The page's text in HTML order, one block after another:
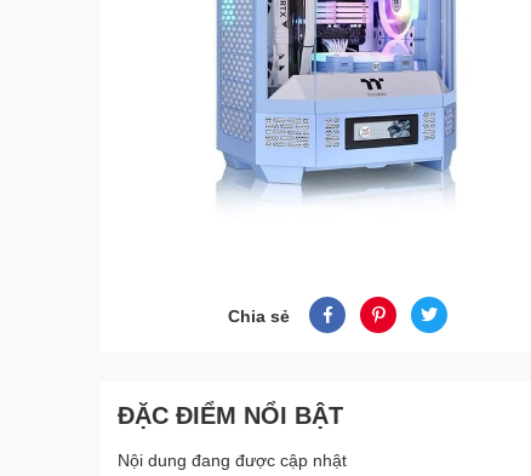
Chia sẻ
ĐẶC ĐIỂM NỔI BẬT
Nội dung đang được cập nhật